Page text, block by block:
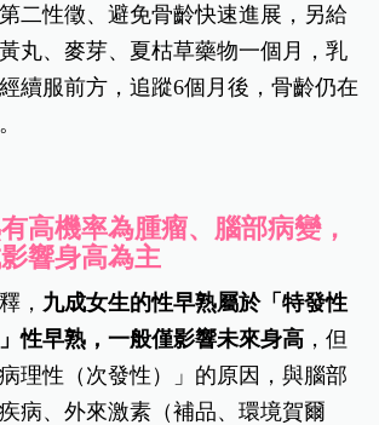
二性徵、避免骨齡快速進展，另給
丸、麥芽、夏枯草藥物一個月，乳
續服前方，追蹤6個月後，骨齡仍在
高機率為腫瘤、腦部病變，
響身高為主
， 九成女生的性早熟屬於「特發性
」性早熟，一般僅影響未來身高 ，但
理性（次發性）」的原因，與腦部
病、外來激素（補品、環境賀爾